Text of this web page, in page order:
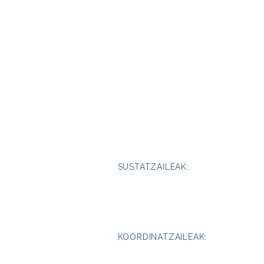
SUSTATZAILEAK:
KOORDINATZAILEAK: